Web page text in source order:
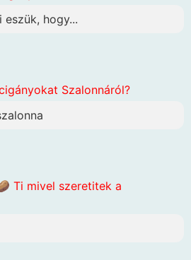
hogy...
Szalonnáról?
Ti mivel szeretitek a